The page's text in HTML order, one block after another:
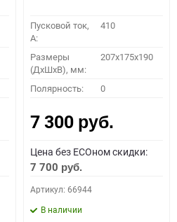
Пусковой ток,
A:
410
Размеры
(ДхШхВ), мм:
207x175x190
Полярность: 0
7 300 руб.
Цена без ECOном скидки:
7 700 руб.
Артикул: 66944
В наличии